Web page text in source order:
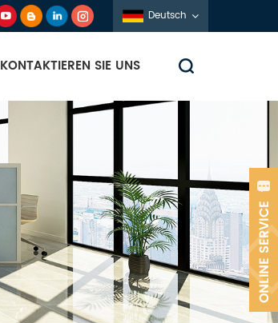
Deutsch
KONTAKTIEREN SIE UNS